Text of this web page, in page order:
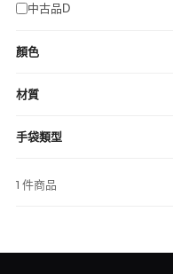
中古品D
顏色
材質
手袋類型
1 件商品